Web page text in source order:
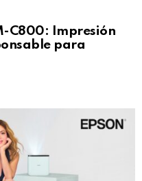
C800: Impresión
para